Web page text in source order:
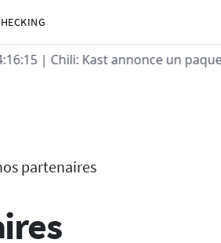
| Chili: Kast annonce un
partenaires